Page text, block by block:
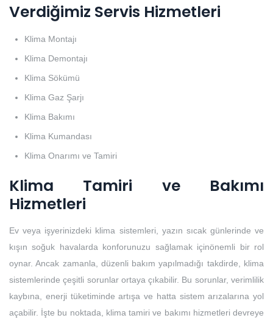
Verdiğimiz Servis Hizmetleri
Klima Montajı
Klima Demontajı
Klima Sökümü
Klima Gaz Şarjı
Klima Bakımı
Klima Kumandası
Klima Onarımı ve Tamiri
Klima Tamiri ve Bakımı
Hizmetleri
Ev veya işyerinizdeki klima sistemleri, yazın sıcak günlerinde ve
kışın soğuk havalarda konforunuzu sağlamak içinönemli bir rol
oynar. Ancak zamanla, düzenli bakım yapılmadığı takdirde, klima
sistemlerinde çeşitli sorunlar ortaya çıkabilir. Bu sorunlar, verimlilik
kaybına, enerji tüketiminde artışa ve hatta sistem arızalarına yol
açabilir. İşte bu noktada, klima tamiri ve bakımı hizmetleri devreye